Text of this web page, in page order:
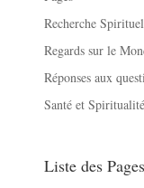
Recherche
Regards sur le
Réponses aux
Santé et Spiritualité
Liste des Pages